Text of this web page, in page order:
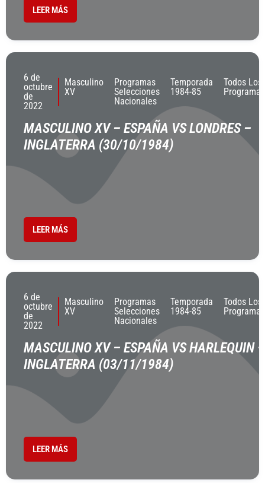
LEER MÁS
6 de
octubre
de
2022
Masculino
XV
Programas
Selecciones
Nacionales
Temporada
1984-85
Todos Los
Programas
MASCULINO XV – ESPAÑA VS LONDRES –
INGLATERRA (30/10/1984)
LEER MÁS
6 de
octubre
de
2022
Masculino
XV
Programas
Selecciones
Nacionales
Temporada
1984-85
Todos Los
Programas
MASCULINO XV – ESPAÑA VS HARLEQUIN –
INGLATERRA (03/11/1984)
LEER MÁS